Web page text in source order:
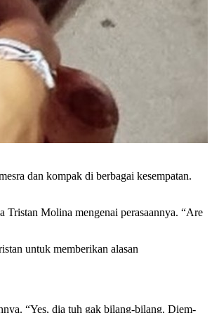
dan kompak di berbagai kesempatan.
Tristan Molina mengenai perasaannya. “Are
untuk memberikan alasan
“Yes, dia tuh gak bilang-bilang. Diem-